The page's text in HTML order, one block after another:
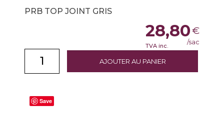
PRB TOP JOINT GRIS
AJOUTER AU PANIER
28,80€
TVA inc. /sac
Save